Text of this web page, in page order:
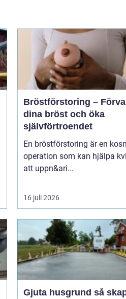
Bröstförstoring –
dina bröst och öka
självförtroendet
En bröstförstoring är en
operation som kan hjälpa
att uppn&ari...
16 juli 2026
Gjuta husgrund så skapas